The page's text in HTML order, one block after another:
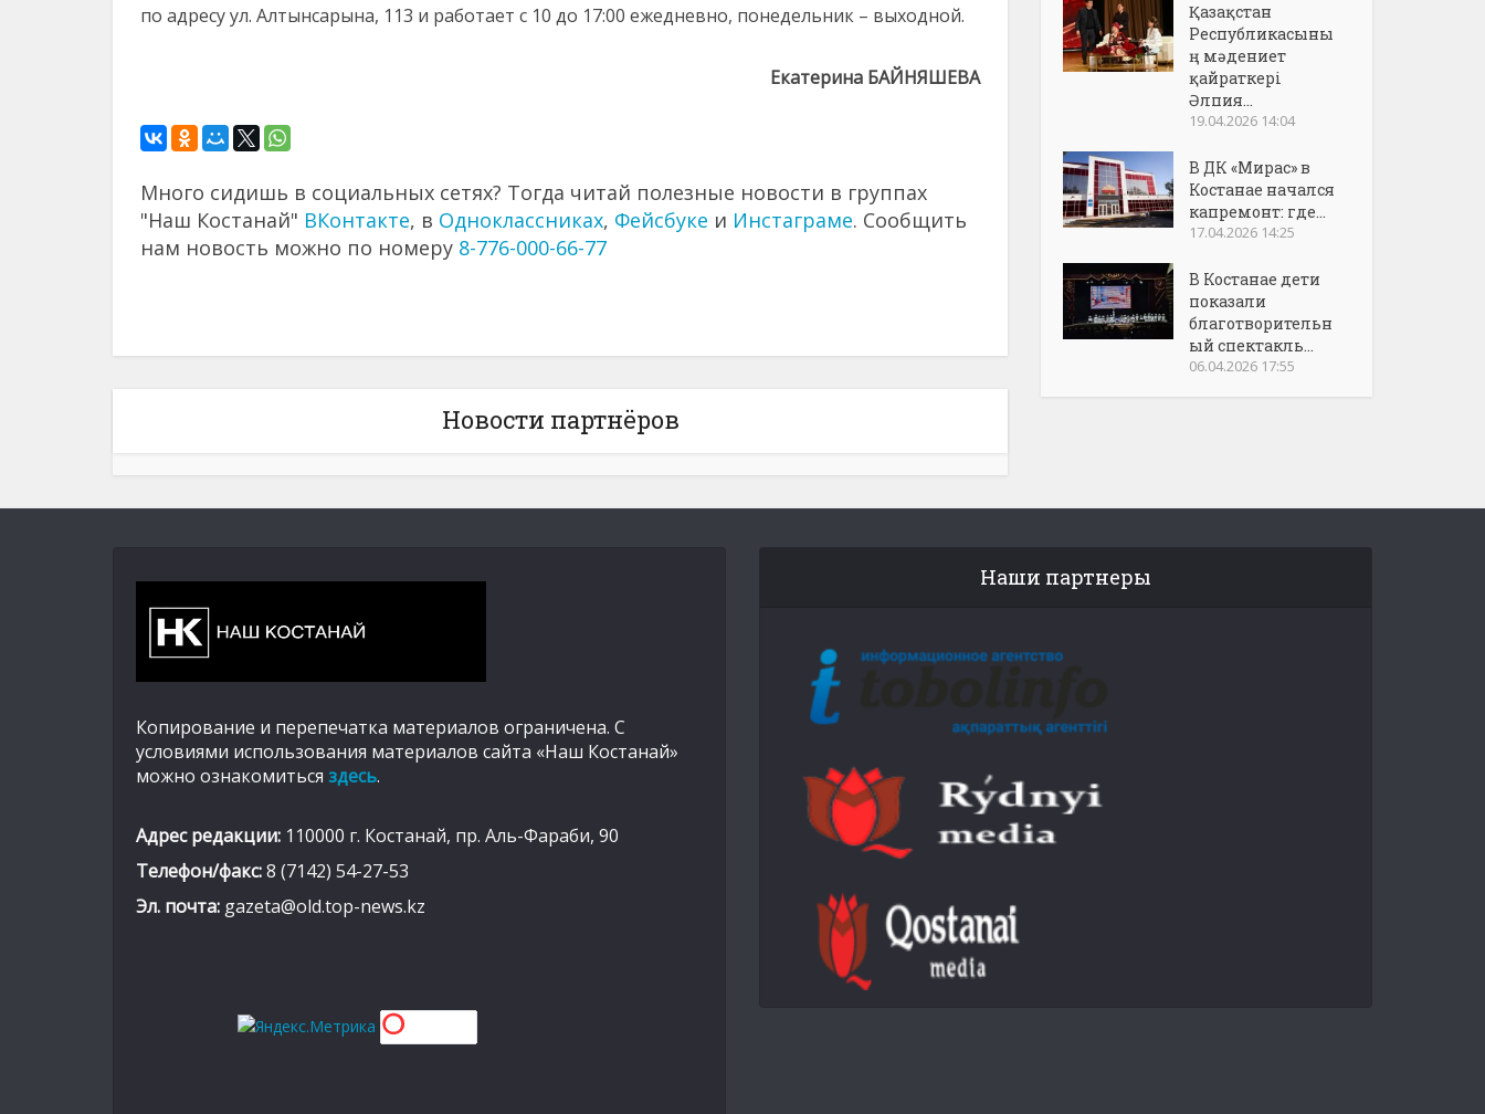
по адресу ул. Алтынсарына, 113 и работает с 10 до 17:00 ежедневно, понедельник – выходной.
Екатерина БАЙНЯШЕВА
Много сидишь в социальных сетях? Тогда читай полезные новости в группах
"Наш Костанай" ВКонтакте, в Одноклассниках, Фейсбуке и Инстаграме. Сообщить
нам новость можно по номеру 8-776-000-66-77
Новости партнёров
Қазақстан
Республикасыны
ң мәдениет
қайраткері
Әлпия...
19.04.2026 14:04
В ДК «Мирас» в
Костанае начался
капремонт: где...
17.04.2026 14:25
В Костанае дети
показали
благотворительн
ый спектакль...
06.04.2026 17:55
Копирование и перепечатка материалов ограничена. С
условиями использования материалов сайта «Наш Костанай»
можно ознакомиться здесь.
Адрес редакции: 110000 г. Костанай, пр. Аль-Фараби, 90
Телефон/факс:8 (7142) 54-27-53
Эл. почта: gazeta@old.top-news.kz
Наши партнеры